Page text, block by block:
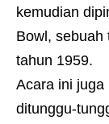
kemudian
Bowl, sebuah
tahun 1959.
Acara ini juga
ditunggu-